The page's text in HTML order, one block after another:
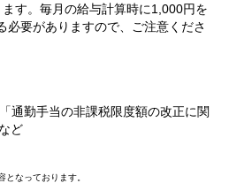
す。毎月の給与計算時に1,000円を
必要がありますので、ご注意くださ
通勤手当の非課税限度額の改正に関
ど
なっております。